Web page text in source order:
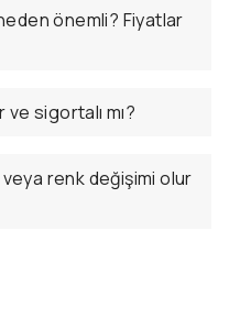
önemli? Fiyatlar
sigortalı mı?
renk değişimi olur